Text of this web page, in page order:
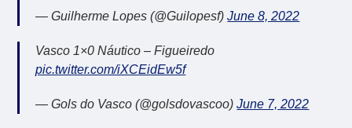
— Guilherme Lopes (@Guilopesf)June 8, 2022
Vasco 1×0 Náutico – Figueiredo
pic.twitter.com/iXCEidEw5f
— Gols do Vasco (@golsdovascoo)June 7, 2022